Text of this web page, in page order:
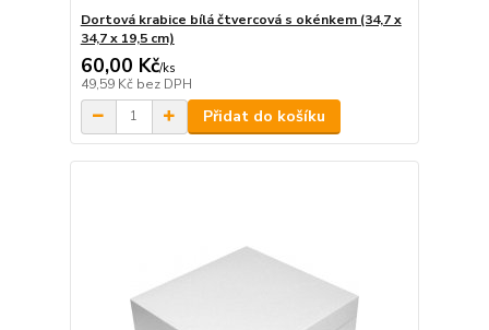
Dortová krabice bílá čtvercová s okénkem (34,7 x
34,7 x 19,5 cm)
60,00 Kč/ks
49,59 Kč bez DPH
Přidat do košíku